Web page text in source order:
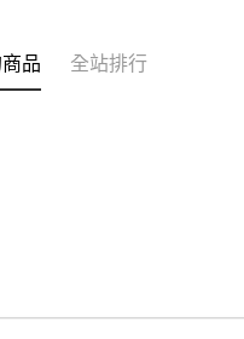
品 全站排行